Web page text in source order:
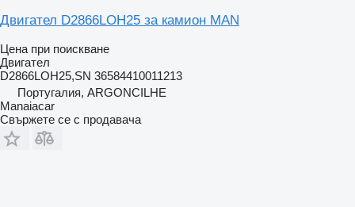
Двигател D2866LOH25 за камион MAN
Цена при поискване
Двигател
D2866LOH25,SN 36584410011213
Португалия, ARGONCILHE
Manaiacar
Свържете се с продавача